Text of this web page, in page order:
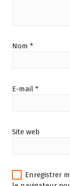
Nom *
E-mail *
Site web
Enregistrer